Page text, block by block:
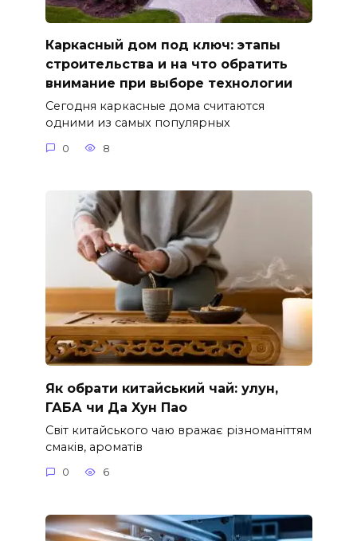
Каркасный дом под ключ: этапы
строительства и на что обратить
внимание при выборе технологии
Сегодня каркасные дома считаются
одними из самых популярных
0 8
Як обрати китайський чай: улун,
ГАБА чи Да Хун Пао
Світ китайського чаю вражає різноманіттям
смаків, ароматів
0 6